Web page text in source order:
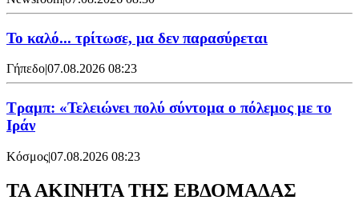
Το καλό... τρίτωσε, μα δεν παρασύρεται
Γήπεδο07.08.2026 08:23
Τραμπ: «Τελειώνει πολύ σύντομα ο πόλεμος με το
Ιράν
Κόσμος|07.08.2026 08:23
ΤΑ ΑΚΙΝΗΤΑ ΤΗΣ ΕΒΔΟΜΑΔΑΣ